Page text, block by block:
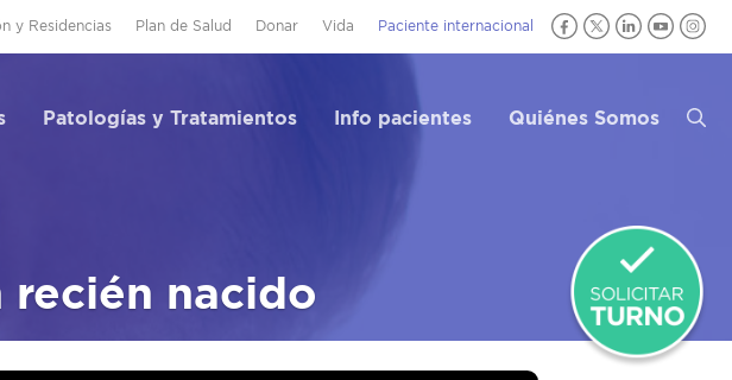
y Residencias Plan de Salud Donar Vida Paciente internacional
Patologías y Tratamientos Info pacientes Quiénes Somos
recién nacido